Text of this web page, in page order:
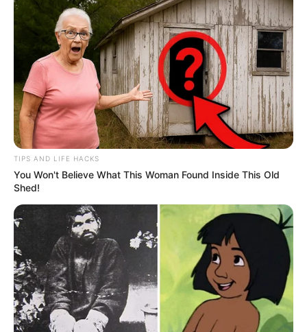
TIPS AND LIFE HACKS
You Won't Believe What This Woman Found Inside This Old
Shed!